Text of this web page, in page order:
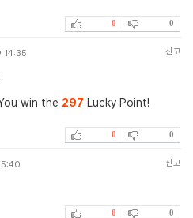
0 0
신고
win the 297 Lucky Point!
0 0
신고
0 0